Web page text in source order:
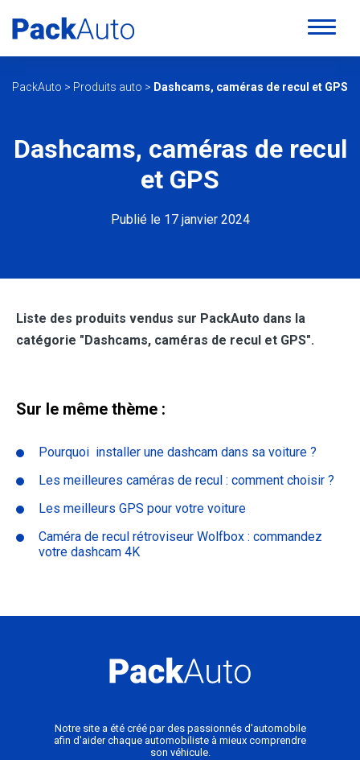
PackAuto > Produits auto > Dashcams, caméras de recul et GPS
Dashcams, caméras de recul
et GPS
Publié le 17 janvier 2024
Liste des produits vendus sur PackAuto dans la
catégorie "Dashcams, caméras de recul et GPS".
Sur le même thème :
Pourquoi installer une dashcam dans sa voiture ?
Les meilleures caméras de recul : comment choisir ?
Les meilleurs GPS pour votre voiture
Caméra de recul rétroviseur Wolfbox : commandez
votre dashcam 4K
Notre site a été créé par des passionnés d'automobile
afin d'aider chaque automobiliste à mieux comprendre
son véhicule.